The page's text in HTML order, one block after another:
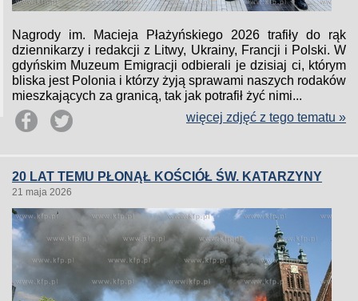
Nagrody im. Macieja Płażyńskiego 2026 trafiły do rąk
dziennikarzy i redakcji z Litwy, Ukrainy, Francji i Polski. W
gdyńskim Muzeum Emigracji odbierali je dzisiaj ci, którym
bliska jest Polonia i którzy żyją sprawami naszych rodaków
mieszkających za granicą, tak jak potrafił żyć nimi...
więcej zdjęć z tego tematu »
20 LAT TEMU PŁONĄŁ KOŚCIÓŁ ŚW. KATARZYNY
21 maja 2026